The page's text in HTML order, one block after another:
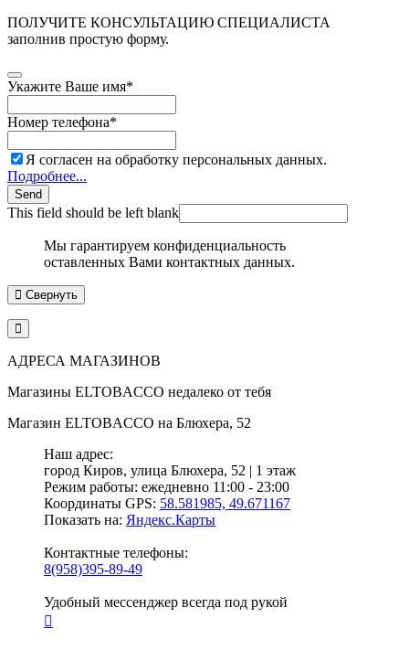
ПОЛУЧИТЕ КОНСУЛЬТАЦИЮ СПЕЦИАЛИСТА
заполнив простую форму.
Укажите Ваше имя*
Номер телефона*
Я согласен на обработку персональных данных.
Подробнее...
Send
This field should be left blank
Мы гарантируем конфиденциальность
оставленных Вами контактных данных.
Свернуть
АДРЕСА МАГАЗИНОВ
Магазины ELTOBACCO недалеко от тебя
Магазин ELTOBACCO на Блюхера, 52
Наш адрес:
город Киров, улица Блюхера, 52 | 1 этаж
Режим работы: ежедневно 11:00 - 23:00
Координаты GPS: 58.581985, 49.671167
Показать на: Яндекс.Карты
Контактные телефоны:
8(958)395-89-49
Удобный мессенджер всегда под рукой